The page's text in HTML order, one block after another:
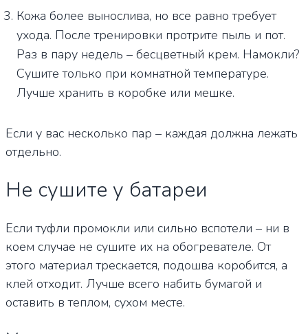
Кожа более вынослива, но все равно требует
ухода. После тренировки протрите пыль и пот.
Раз в пару недель – бесцветный крем. Намокли?
Сушите только при комнатной температуре.
Лучше хранить в коробке или мешке.
Если у вас несколько пар – каждая должна лежать
отдельно.
Не сушите у батареи
Если туфли промокли или сильно вспотели – ни в
коем случае не сушите их на обогревателе. От
этого материал трескается, подошва коробится, а
клей отходит. Лучше всего набить бумагой и
оставить в теплом, сухом месте.